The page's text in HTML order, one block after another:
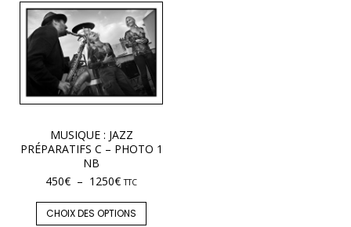
MUSIQUE : JAZZ
PRÉPARATIFS C – PHOTO 1
NB
450€ – 1250€ TTC
CHOIX DES OPTIONS